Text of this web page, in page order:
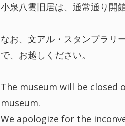
小泉八雲旧居は、通常通り開
なお、文アル・スタンプラリ
で、お越しください。
The museum will be closed
museum.
We apologize for the